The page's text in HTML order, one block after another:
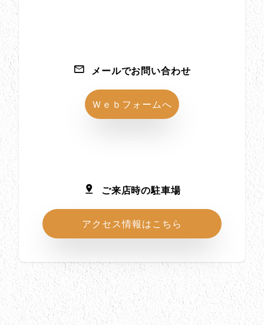
メールでお問い合わせ
Ｗｅｂフォームへ
ご来店時の駐車場
アクセス情報はこちら
所在地